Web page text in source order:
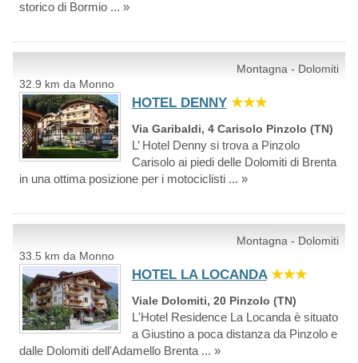
storico di Bormio ... »
Montagna - Dolomiti
32.9 km da Monno
HOTEL DENNY ★★★
Via Garibaldi, 4 Carisolo Pinzolo (TN)
L’ Hotel Denny si trova a Pinzolo
Carisolo ai piedi delle Dolomiti di Brenta
in una ottima posizione per i motociclisti ... »
Montagna - Dolomiti
33.5 km da Monno
HOTEL LA LOCANDA ★★★
Viale Dolomiti, 20 Pinzolo (TN)
L'Hotel Residence La Locanda è situato
a Giustino a poca distanza da Pinzolo e
dalle Dolomiti dell'Adamello Brenta ... »